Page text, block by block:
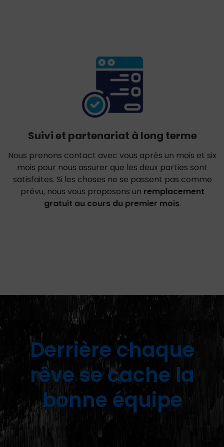
Suivi et partenariat à long terme
Nous prenons contact avec vous après un mois et six
mois pour nous assurer que les deux parties sont
satisfaites. Si les choses ne se passent pas comme
prévu, nous vous proposons un remplacement
gratuit au cours du premier mois.
Derrière chaque
rêve se cache la
bonne équipe